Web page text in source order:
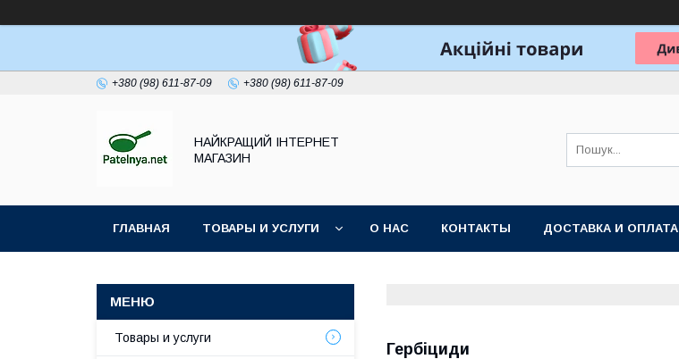
+380 (98) 611-87-09 +380 (98) 611-87-09
НАЙКРАЩИЙ ІНТЕРНЕТ
МАГАЗИН
ГЛАВНАЯ ТОВАРЫ И УСЛУГИ О НАС КОНТАКТЫ ДОСТАВКА И ОПЛАТА
Гербіциди
Товары и услуги